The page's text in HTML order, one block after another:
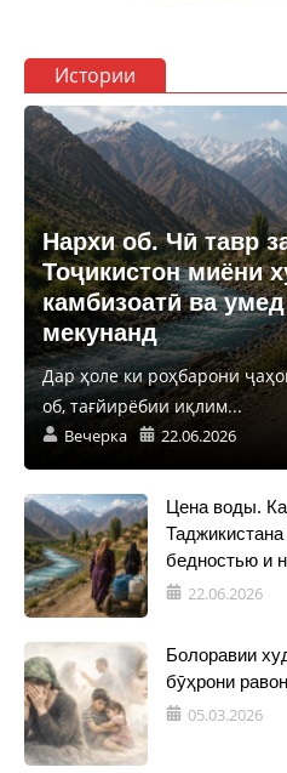
Истории
Нархи об. Чӣ тавр
Тоҷикистон миёни
камбизоатӣ ва
мекунанд
Дар ҳоле ки роҳбарони
об, тағйирёбии иқлим...
Вечерка 22.06.2026
Цена воды.
бедностью и
22.06.2026
Болоравии
бӯҳрони
05.03.2026